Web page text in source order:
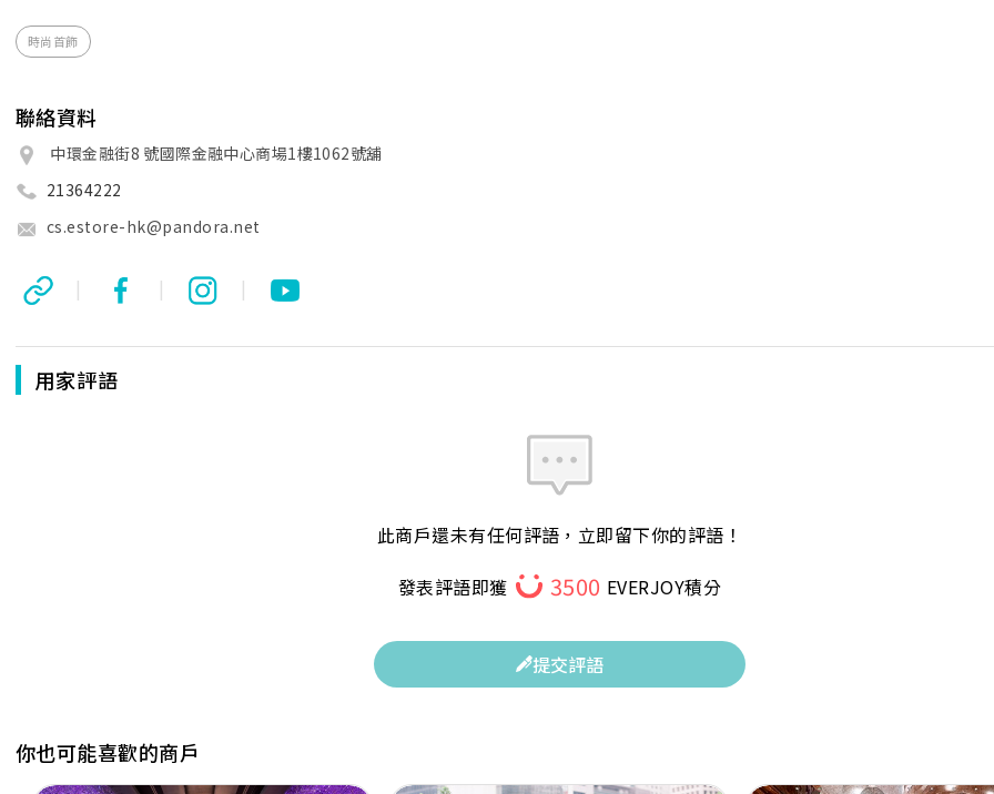
時尚首飾
聯絡資料
中環金融街8 號國際金融中心商場1樓1062號舖
21364222
cs.estore-hk@pandora.net
| | |
用家評語
此商戶還未有任何評語，立即留下你的評語！
發表評語即獲
3500 EVERJOY積分
提交評語
你也可能喜歡的商戶